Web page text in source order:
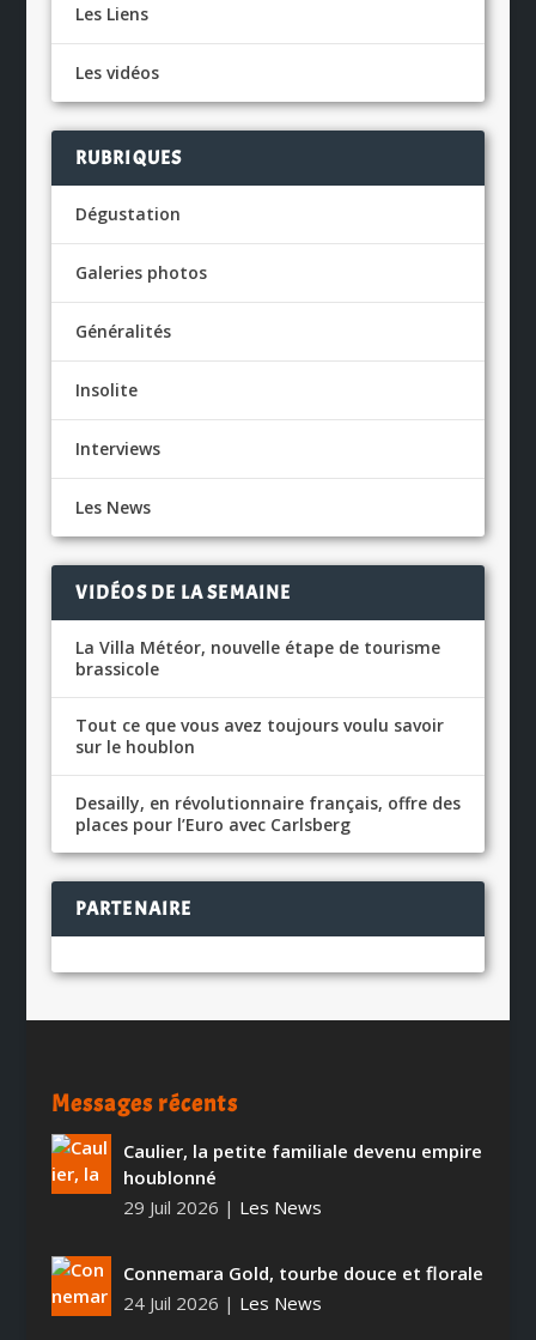
Les Liens
Les vidéos
RUBRIQUES
Dégustation
Galeries photos
Généralités
Insolite
Interviews
Les News
VIDÉOS DE LA SEMAINE
La Villa Météor, nouvelle étape de tourisme
brassicole
Tout ce que vous avez toujours voulu savoir
sur le houblon
Desailly, en révolutionnaire français, offre des
places pour l’Euro avec Carlsberg
PARTENAIRE
Messages récents
Caulier, la petite familiale devenu empire
houblonné
29 Juil 2026 | Les News
Connemara Gold, tourbe douce et florale
24 Juil 2026 | Les News